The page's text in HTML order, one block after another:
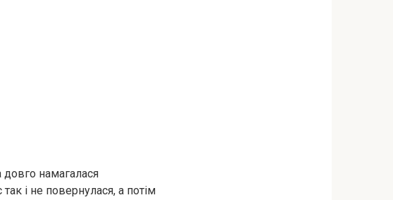
довго намагалася
і не повернулася, а потім